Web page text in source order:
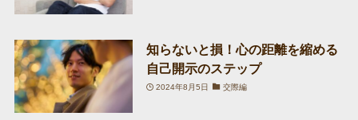
知らないと損！心の距離を縮める
自己開示のステップ
2024年8月5日 交際編